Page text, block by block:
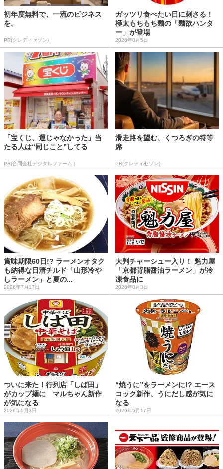
初年度無料で、一流のビジネス
を。
PR(クレディセゾン)
ガッツリ食べたい日に刺さる！
極太もちもち麺の「麺欲ハンタ
ー」が登場
2026年8月5日
「宝くじ、運じゃなかった」当
たる人は“同じこと”してる
PR(合同会社デジタルファーム )
滑走路を望む、くつろぎの特等
席
PR(クレディセゾン)
賞味期限60日!? ラーメンオタク
も納得な日清チルド「山形冷や
しラーメン」と夏の...
2026年7月17日
大判チャーシュー入り！ 魁力屋
「京都背脂醤油ラーメン」が冷
凍食品に
2026年8月3日
ついに来た！行列店「しば田」
がカップ麺に マルちゃん新作
が気になる
2026年5月3日
“焼うに”をラーメンに!? エース
コック新作、うにだし感が気に
なる
2026年5月17日